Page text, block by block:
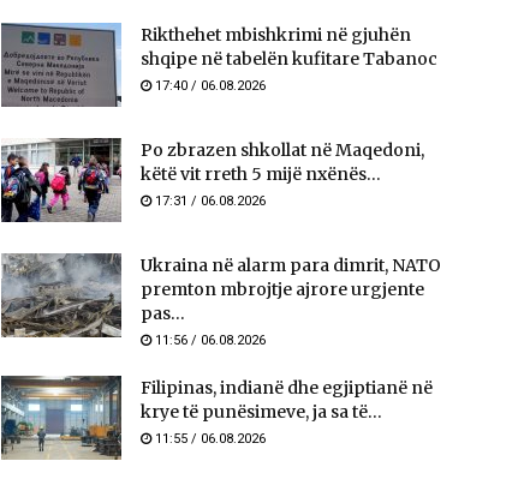
Rikthehet mbishkrimi në gjuhën
shqipe në tabelën kufitare Tabanoc
17:40 / 06.08.2026
Po zbrazen shkollat në Maqedoni,
këtë vit rreth 5 mijë nxënës...
17:31 / 06.08.2026
Ukraina në alarm para dimrit, NATO
premton mbrojtje ajrore urgjente
pas...
11:56 / 06.08.2026
Filipinas, indianë dhe egjiptianë në
krye të punësimeve, ja sa të...
11:55 / 06.08.2026